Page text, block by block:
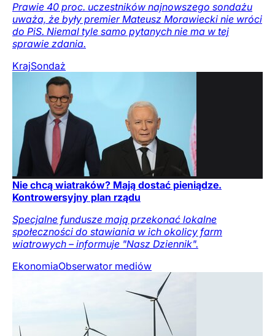
Prawie 40 proc. uczestników najnowszego sondażu
uważa, że były premier Mateusz Morawiecki nie wróci
do PiS. Niemal tyle samo pytanych nie ma w tej
sprawie zdania.
KrajSondaż
Nie chcą wiatraków? Mają dostać pieniądze.
Kontrowersyjny plan rządu
Specjalne fundusze mają przekonać lokalne
społeczności do stawiania w ich okolicy farm
wiatrowych – informuje "Nasz Dziennik".
EkonomiaObserwator mediów